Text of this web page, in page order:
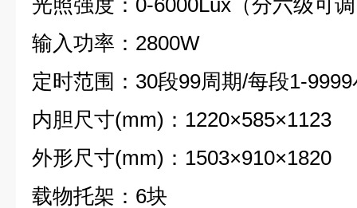
光照强度：0-6000Lux（分六级可
输入功率：2800W
定时范围：30段99周期/每段1-
内胆尺寸(mm)：1220×585×1123
外形尺寸(mm)：1503×910×1820
载物托架：6块